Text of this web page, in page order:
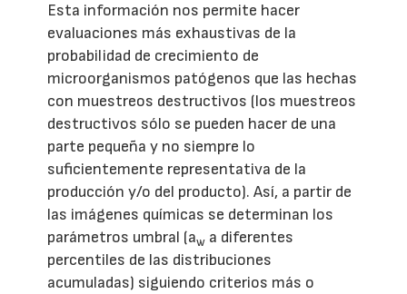
Esta información nos permite hacer
evaluaciones más exhaustivas de la
probabilidad de crecimiento de
microorganismos patógenos que las hechas
con muestreos destructivos (los muestreos
destructivos sólo se pueden hacer de una
parte pequeña y no siempre lo
suficientemente representativa de la
producción y/o del producto). Así, a partir de
las imágenes químicas se determinan los
parámetros umbral (aw a diferentes
percentiles de las distribuciones
acumuladas) siguiendo criterios más o